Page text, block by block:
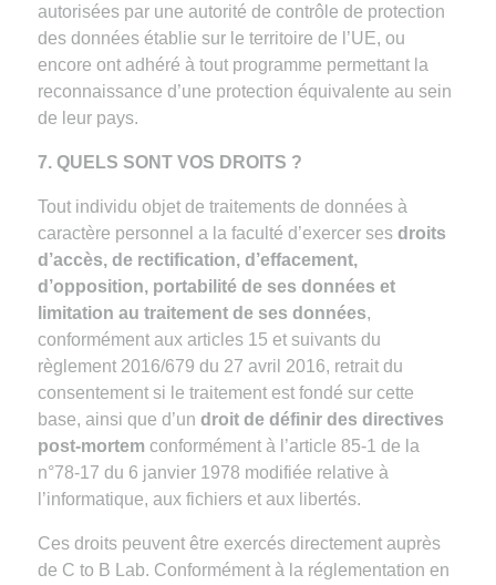
autorisées par une autorité de contrôle de protection
des données établie sur le territoire de l’UE, ou
encore ont adhéré à tout programme permettant la
reconnaissance d’une protection équivalente au sein
de leur pays.
7. QUELS SONT VOS DROITS ?
Tout individu objet de traitements de données à
caractère personnel a la faculté d’exercer ses droits
d’accès, de rectification, d’effacement,
d’opposition, portabilité de ses données et
limitation au traitement de ses données,
conformément aux articles 15 et suivants du
règlement 2016/679 du 27 avril 2016, retrait du
consentement si le traitement est fondé sur cette
base, ainsi que d’un droit de définir des directives
post-mortem conformément à l’article 85-1 de la
n°78-17 du 6 janvier 1978 modifiée relative à
l’informatique, aux fichiers et aux libertés.
Ces droits peuvent être exercés directement auprès
de C to B Lab. Conformément à la réglementation en